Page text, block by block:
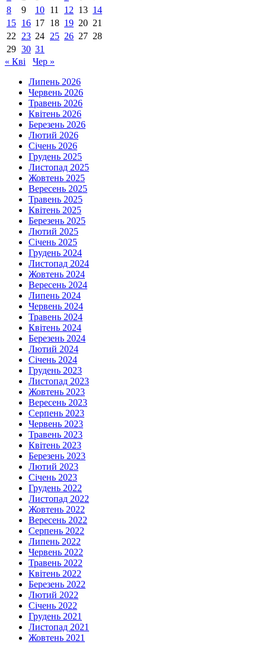
8
9 10 11 12 13 14
15 16 17 18 19 20 21
22
23 24 25 26 27 28
29 30 31
« Кві
Чер »
Липень 2026
Червень 2026
Травень 2026
Квітень 2026
Березень 2026
Лютий 2026
Січень 2026
Грудень 2025
Листопад 2025
Жовтень 2025
Вересень 2025
Травень 2025
Квітень 2025
Березень 2025
Лютий 2025
Січень 2025
Грудень 2024
Листопад 2024
Жовтень 2024
Вересень 2024
Липень 2024
Червень 2024
Травень 2024
Квітень 2024
Березень 2024
Лютий 2024
Січень 2024
Грудень 2023
Листопад 2023
Жовтень 2023
Вересень 2023
Серпень 2023
Червень 2023
Травень 2023
Квітень 2023
Березень 2023
Лютий 2023
Січень 2023
Грудень 2022
Листопад 2022
Жовтень 2022
Вересень 2022
Серпень 2022
Липень 2022
Червень 2022
Травень 2022
Квітень 2022
Березень 2022
Лютий 2022
Січень 2022
Грудень 2021
Листопад 2021
Жовтень 2021